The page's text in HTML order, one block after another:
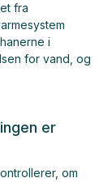
fra
i
for vand, og
er
om